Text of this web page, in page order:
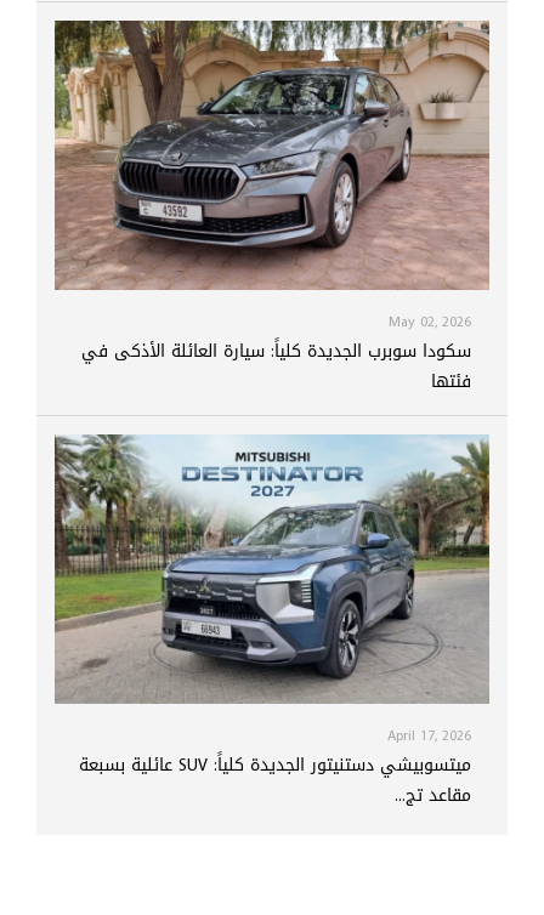
May 02, 2026
سكودا سوبرب الجديدة كلياً: سيارة العائلة الأذكى في
فئتها
April 17, 2026
ميتسوبيشي دستنيتور الجديدة كلياً: SUV عائلية بسبعة
مقاعد تج...